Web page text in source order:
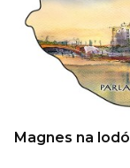
Magnes na